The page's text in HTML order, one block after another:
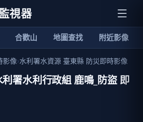
視器
合歡山 地圖查找 附近影像
影像›水利署水資源 臺東縣 防災即時影像
署水利行政組 鹿鳴_防盜 即